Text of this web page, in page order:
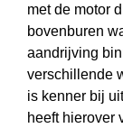
met de motor
bovenburen
aandrijving
verschillende
is kenner bij
heeft hierover